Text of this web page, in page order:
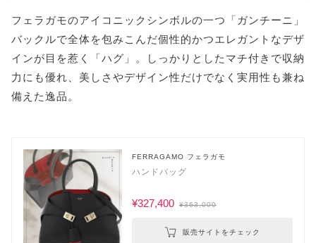
フェラガモのアイコニックシンボルの一つ「ガンチーニ」
バックルで全体を包みこんだ個性的かつエレガントなデザ
インが目を惹く「ハグ」。しっかりとしたマチ付きで収納
力にも優れ、美しさやデザイン性だけでなく実用性も兼ね
備えた逸品。
FERRAGAMO フェラガモ
ハンドバッグ
¥327,400 ¥363,000
販売サイトをチェック